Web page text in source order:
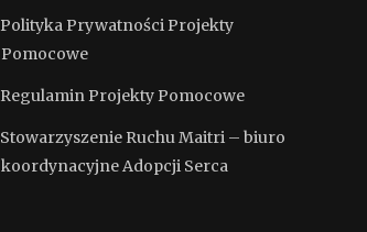
Polityka Prywatności Projekty
Pomocowe
Regulamin Projekty Pomocowe
Stowarzyszenie Ruchu Maitri – biuro
koordynacyjne Adopcji Serca